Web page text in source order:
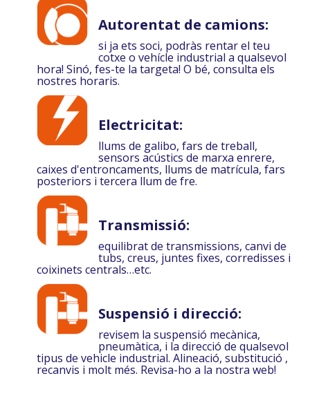
Autorentat de camions:
si ja ets soci, podràs rentar el teu
cotxe o vehícle industrial a qualsevol
hora! Sinó, fes-te la targeta! O bé, consulta els
nostres horaris.
Electricitat:
llums de galibo, fars de treball,
sensors acústics de marxa enrere,
caixes d'entroncaments, llums de matrícula, fars
posteriors i tercera llum de fre.
Transmissió:
equilibrat de transmissions, canvi de
tubs, creus, juntes fixes, corredisses i
coixinets centrals…etc.
Suspensió i direcció:
revisem la suspensió mecànica,
pneumàtica, i la direcció de qualsevol
tipus de vehicle industrial. Alineació, substitució ,
recanvis i molt més. Revisa-ho a la nostra web!